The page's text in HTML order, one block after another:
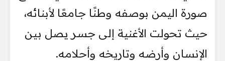
صورة اليمن بوصفه وطنًا جامعًا لأبنائه،
حيث تحولت الأغنية إلى جسر يصل بين
الإنسان وأرضه وتاريخه وأحلامه.